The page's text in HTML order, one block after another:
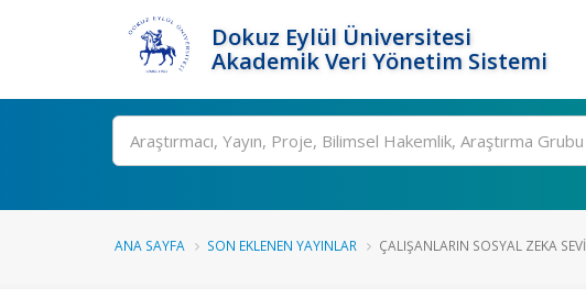
Dokuz Eylül Üniversitesi
Akademik Veri Yönetim Sistemi
Ara
ANA SAYFA SON EKLENEN YAYINLAR ÇALIŞANLARIN SOSYAL ZEKA